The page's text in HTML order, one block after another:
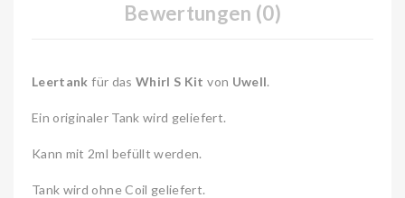
Bewertungen (0)
Leertank für das Whirl S Kit von Uwell.
Ein originaler Tank wird geliefert.
Kann mit 2ml befüllt werden.
Tank wird ohne Coil geliefert.